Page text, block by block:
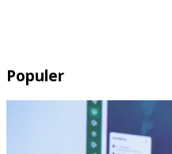
Populer